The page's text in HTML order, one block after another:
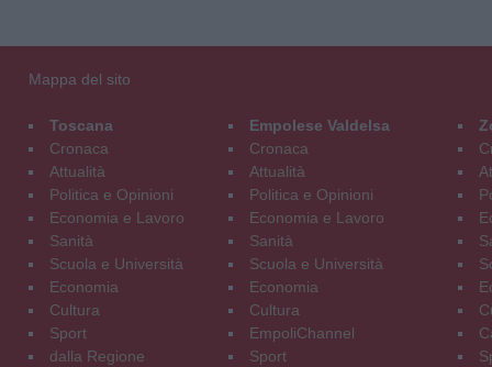
Mappa del sito
Toscana
Cronaca
Attualità
Politica e Opinioni
Economia e Lavoro
Sanità
Scuola e Università
Economia
Cultura
Sport
dalla Regione
Empolese Valdelsa
Cronaca
Attualità
Politica e Opinioni
Economia e Lavoro
Sanità
Scuola e Università
Economia
Cultura
EmpoliChannel
Sport